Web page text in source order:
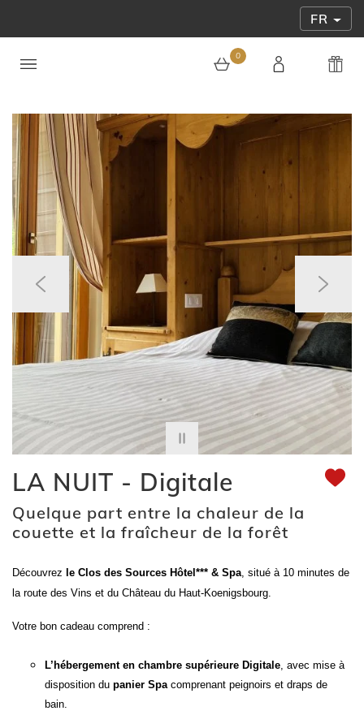
FR
0
0 article au panier
LA NUIT - Digitale
Quelque part entre la chaleur de la
couette et la fraîcheur de la forêt
Découvrez le Clos des Sources Hôtel*** & Spa, situé à 10 minutes de
la route des Vins et du Château du Haut-Koenigsbourg.
Votre bon cadeau comprend :
L’hébergement en chambre supérieure Digitale, avec mise à
disposition du panier Spacomprenant peignoirs et draps de
bain.